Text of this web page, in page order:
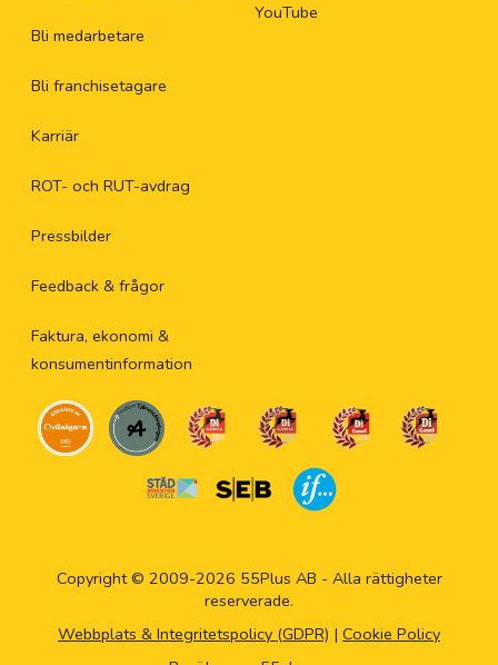
Bli medarbetare
Bli franchisetagare
Karriär
ROT- och RUT-avdrag
Pressbilder
Feedback & frågor
Faktura, ekonomi &
konsumentinformation
YouTube
Copyright © 2009-2026 55Plus AB - Alla rättigheter
reserverade.
Webbplats & Integritetspolicy (GDPR) | Cookie Policy